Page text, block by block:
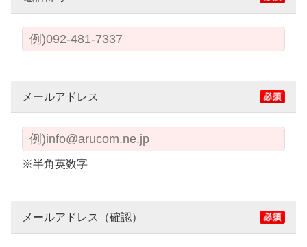
メールアドレス
※半角英数字
メールアドレス（確認）